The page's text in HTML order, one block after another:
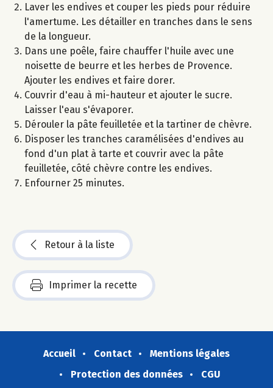
Laver les endives et couper les pieds pour réduire
l'amertume. Les détailler en tranches dans le sens
de la longueur.
Dans une poêle, faire chauffer l'huile avec une
noisette de beurre et les herbes de Provence.
Ajouter les endives et faire dorer.
Couvrir d'eau à mi-hauteur et ajouter le sucre.
Laisser l'eau s'évaporer.
Dérouler la pâte feuilletée et la tartiner de chèvre.
Disposer les tranches caramélisées d'endives au
fond d'un plat à tarte et couvrir avec la pâte
feuilletée, côté chèvre contre les endives.
Enfourner 25 minutes.
Retour à la liste
Imprimer la recette
Accueil Contact
Mentions légales
Protection des données
CGU